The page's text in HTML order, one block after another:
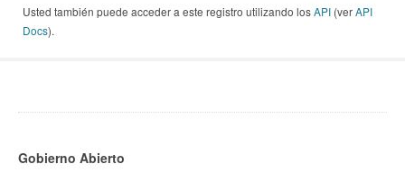
Usted también puede acceder a este registro utilizando losAPI (verAPI
Docs).
Gobierno Abierto